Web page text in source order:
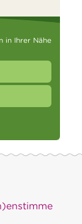
in Ihrer Nähe